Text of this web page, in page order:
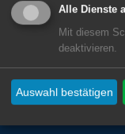
Unsere
Alle Dienste
Mit diesem
deaktivieren.
Auswahl bestätigen